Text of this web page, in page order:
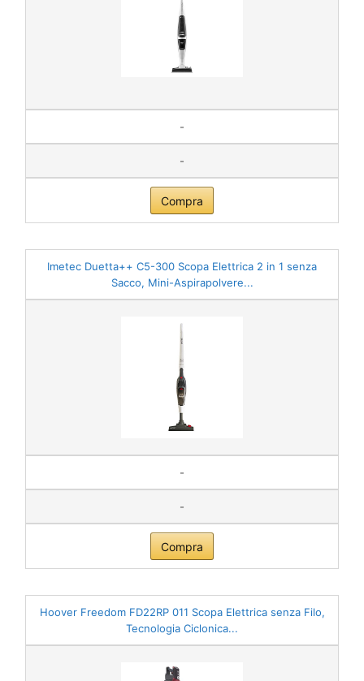
-
-
Compra
Imetec Duetta++ C5-300 Scopa Elettrica 2 in 1 senza
Sacco, Mini-Aspirapolvere...
-
-
Compra
Hoover Freedom FD22RP 011 Scopa Elettrica senza Filo,
Tecnologia Ciclonica...